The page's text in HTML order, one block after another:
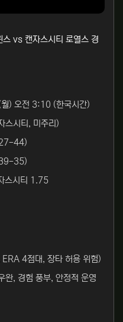
vs 캔자스시티 로열스 경
) 오전 3:10 (한국시간)
스시티, 미주리)
27-44)
39-35)
스시티 1.75
4점대, 장타 허용 위험)
완, 경험 풍부, 안정적 운영